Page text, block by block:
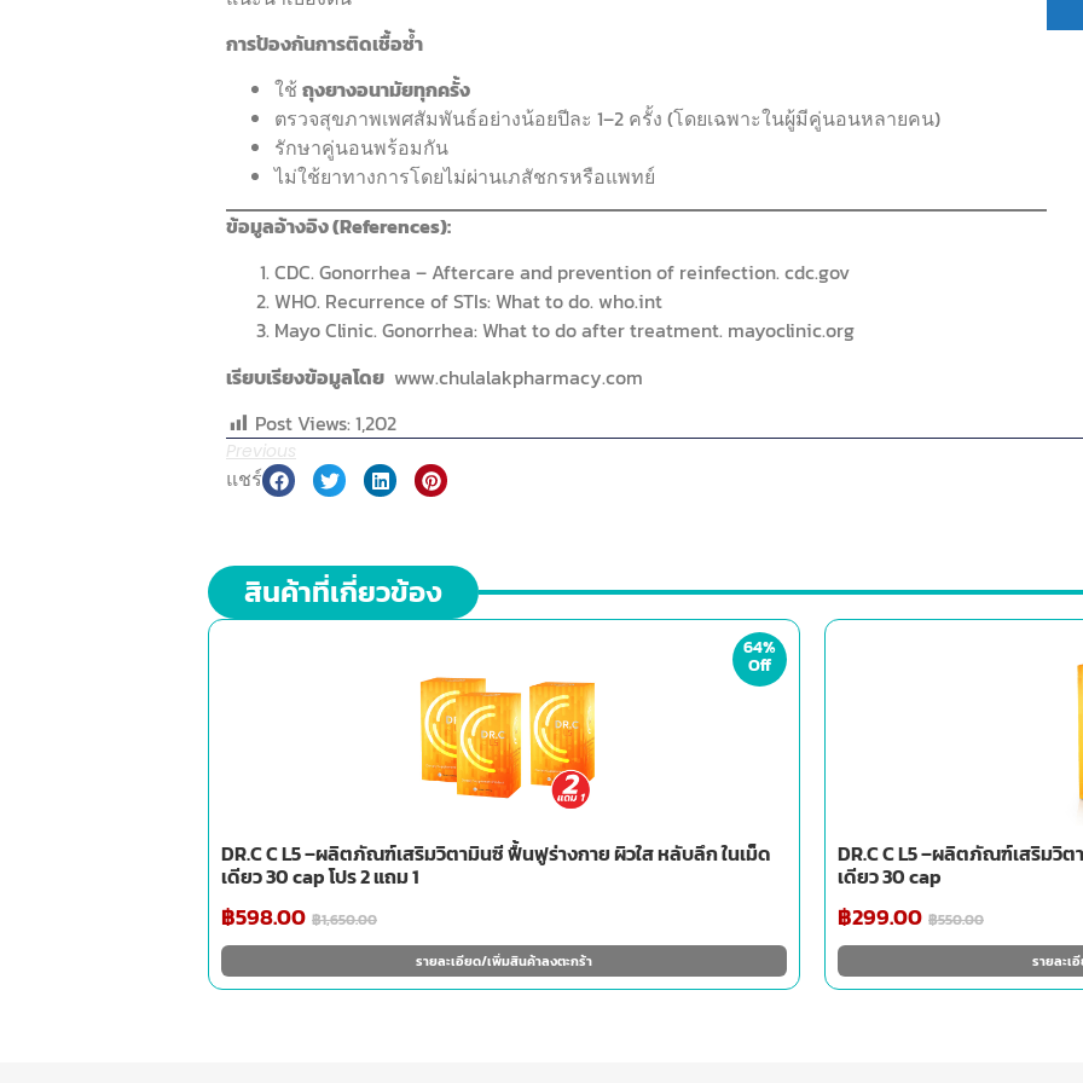
การป้องกันการติดเชื้อซ้ำ
ใช้ ถุงยางอนามัยทุกครั้ง
ตรวจสุขภาพเพศสัมพันธ์อย่างน้อยปีละ 1–2 ครั้ง (โดยเฉพาะในผู้มีคู่นอนหลายคน)
รักษาคู่นอนพร้อมกัน
ไม่ใช้ยาทางการโดยไม่ผ่านเภสัชกรหรือแพทย์
ข้อมูลอ้างอิง (References):
CDC. Gonorrhea – Aftercare and prevention of reinfection. cdc.gov
WHO. Recurrence of STIs: What to do. who.int
Mayo Clinic. Gonorrhea: What to do after treatment. mayoclinic.org
เรียบเรียงข้อมูลโดย www.chulalakpharmacy.com
Post Views: 1,202
Previous
แชร์
สินค้าที่เกี่ยวข้อง
DR.C C L5 –ผลิตภัณฑ์เสริมวิตามินซี ฟื้นฟูร่างกาย ผิวใส หลับลึก ในเม็ด
เดียว 30 cap โปร 2 แถม 1
฿598.00 ฿1,650.00
64%
Off
รายละเอียด/เพิ่มสินค้าลงตะกร้า
DR.C C L5 –ผลิตภัณฑ์เสริมวิ
เดียว 30 cap
฿299.00 ฿550.00
รายละเ